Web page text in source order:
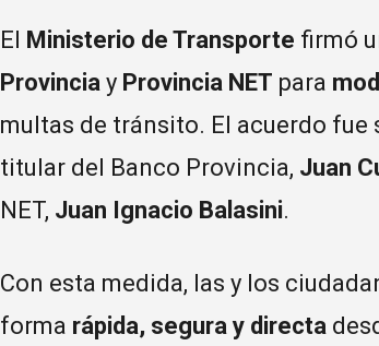
El Ministerio de Transporte firmó
Provincia y Provincia NET para
multas de tránsito. El acuerdo
titular del Banco Provincia, Juan
NET, Juan Ignacio Balasini.
Con esta medida, las y los
forma rápida, segura y directa